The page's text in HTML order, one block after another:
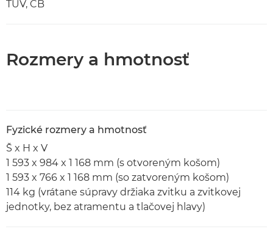
TUV, CB
Rozmery a hmotnosť
Fyzické rozmery a hmotnosť
Š x H x V
1 593 x 984 x 1 168 mm (s otvoreným košom)
1 593 x 766 x 1 168 mm (so zatvoreným košom)
114 kg (vrátane súpravy držiaka zvitku a zvitkovej
jednotky, bez atramentu a tlačovej hlavy)